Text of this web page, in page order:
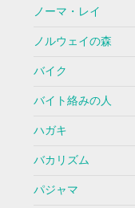
ノーマ・レイ
ノルウェイの森
バイク
バイト絡みの人
ハガキ
バカリズム
パジャマ